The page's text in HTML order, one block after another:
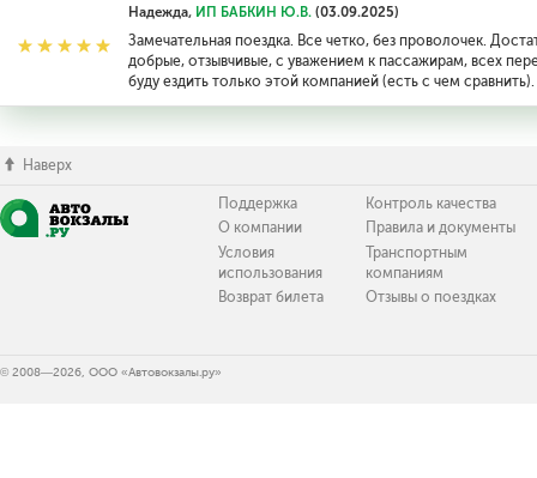
Надежда, ИП БАБКИН Ю.В.(03.09.2025)
Замечательная поездка. Все четко, без проволочек.
добрые, отзывчивые, с уважением к пассажирам, всех
буду ездить только этой компанией (есть с чем сравнить).
Наверх
Поддержка
О компании
Условия
использования
Возврат билета
Контроль качества
Правила и документы
Транспортным
компаниям
Отзывы о поездках
© 2008—2026, ООО «Автовокзалы.ру»